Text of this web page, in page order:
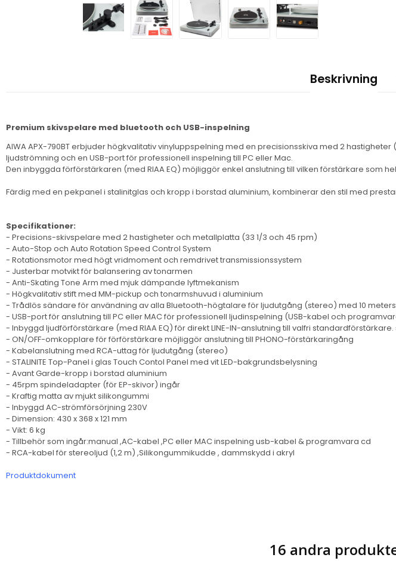
Beskrivning
Premium skivspelare med bluetooth och USB-inspelning
AIWA APX-790BT erbjuder högkvalitativ vinyluppspelning med en precisionsskiva med 2
ljudströmning och en USB-port för professionell inspelning till PC eller Mac.
Den inbyggda förförstärkaren (med RIAA EQ) möjliggör enkel anslutning till vilken förstärkare
Färdig med en pekpanel i stalinitglas och kropp i borstad aluminium, kombinerar den stil med
Specifikationer:
- Precisions-skivspelare med 2 hastigheter och metallplatta (33 1/3 och 45 rpm)
- Auto-Stop och Auto Rotation Speed Control System
- Rotationsmotor med högt vridmoment och remdrivet transmissionssystem
- Justerbar motvikt för balansering av tonarmen
- Anti-Skating Tone Arm med mjuk dämpande lyftmekanism
- Högkvalitativ stift med MM-pickup och tonarmshuvud i aluminium
- Trådlös sändare för användning av alla Bluetooth-högtalare för ljudutgång (stereo) med 10
- USB-port för anslutning till PC eller MAC för professionell ljudinspelning (USB-kabel och
- Inbyggd ljudförförstärkare (med RIAA EQ) för direkt LINE-IN-anslutning till valfri
- ON/OFF-omkopplare för förförstärkare möjliggör anslutning till PHONO-förstärkaringång
- Kabelanslutning med RCA-uttag för ljudutgång (stereo)
- STALINITE Top-Panel i glas Touch Contol Panel med vit LED-bakgrundsbelysning
- Avant Garde-kropp i borstad aluminium
- 45rpm spindeladapter (för EP-skivor) ingår
- Kraftig matta av mjukt silikongummi
- Inbyggd AC-strömförsörjning 230V
- Dimension: 430 x 368 x 121 mm
- Vikt: 6 kg
- Tillbehör som ingår:manual ,AC-kabel ,PC eller MAC inspelning usb-kabel & programvara cd
- RCA-kabel för stereoljud (1,2 m) ,Silikongummikudde , dammskydd i akryl
Produktdokument
16 andra